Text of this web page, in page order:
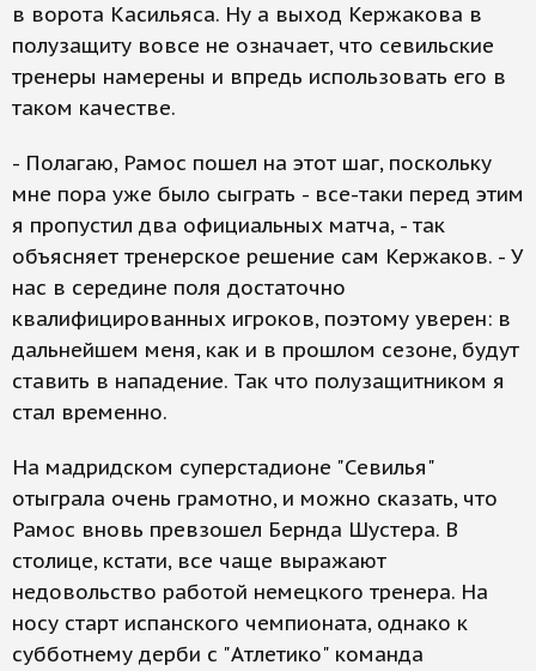
в ворота Касильяса. Ну а выход Кержакова в
полузащиту вовсе не означает, что севильские
тренеры намерены и впредь использовать его в
таком качестве.
- Полагаю, Рамос пошел на этот шаг, поскольку
мне пора уже было сыграть - все-таки перед этим
я пропустил два официальных матча, - так
объясняет тренерское решение сам Кержаков. - У
нас в середине поля достаточно
квалифицированных игроков, поэтому уверен: в
дальнейшем меня, как и в прошлом сезоне, будут
ставить в нападение. Так что полузащитником я
стал временно.
На мадридском суперстадионе "Севилья"
отыграла очень грамотно, и можно сказать, что
Рамос вновь превзошел Бернда Шустера. В
столице, кстати, все чаще выражают
недовольство работой немецкого тренера. На
носу старт испанского чемпионата, однако к
субботнему дерби с "Атлетико" команда